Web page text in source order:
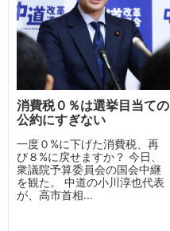
消費税０％は選挙目当ての
公約にすぎない
一度０%に下げた消費税、再
び８%に戻せますか？ 今日、
衆議院予算委員会の国会中継
を観た。 中道の小川淳也代表
が、高市首相...